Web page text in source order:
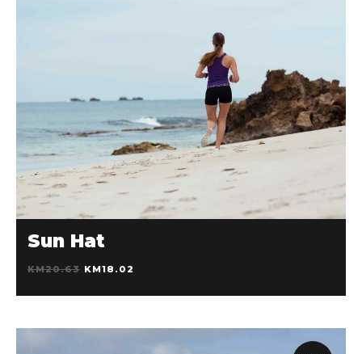
Sun Hat
KM20.63 KM18.02
KM18.02
DODAJ U KOŠARICU